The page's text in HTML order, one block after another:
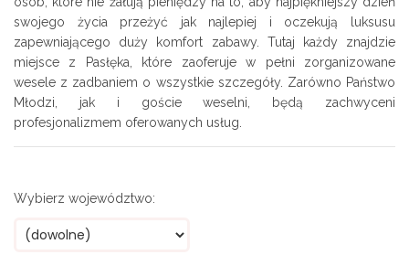
swojego życia przeżyć jak najlepiej i oczekują luksusu
zapewniającego duży komfort zabawy. Tutaj każdy znajdzie
miejsce z Pasłęka, które zaoferuje w pełni zorganizowane
wesele z zadbaniem o wszystkie szczegóły. Zarówno Państwo
Młodzi, jak i goście weselni, będą zachwyceni
profesjonalizmem oferowanych usług.
Wybierz województwo: